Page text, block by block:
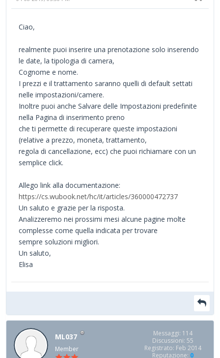
Ciao,
realmente puoi inserire una prenotazione solo inserendo
le date, la tipologia di camera,
Cognome e nome.
I prezzi e il trattamento saranno quelli di default settati
nelle impostazioni/camere.
Inoltre puoi anche Salvare delle Impostazioni predefinite
nella Pagina di inserimento preno
che ti permette di recuperare queste impostazioni
(relative a prezzo, moneta, trattamento,
regola di cancellazione, ecc) che puoi richiamare con un
semplice click.
Allego link alla documentazione:
https://cs.wubook.net/hc/it/articles/360000472737
Un saluto e grazie per la risposta.
Analizzeremo nei prossimi mesi alcune pagine molte
complesse come quella indicata per trovare
sempre soluzioni migliori.
Un saluto,
Elisa
ML037
Member
Messaggi: 114
Discussioni: 55
Registrato: Feb 2014
Reputazione: 0